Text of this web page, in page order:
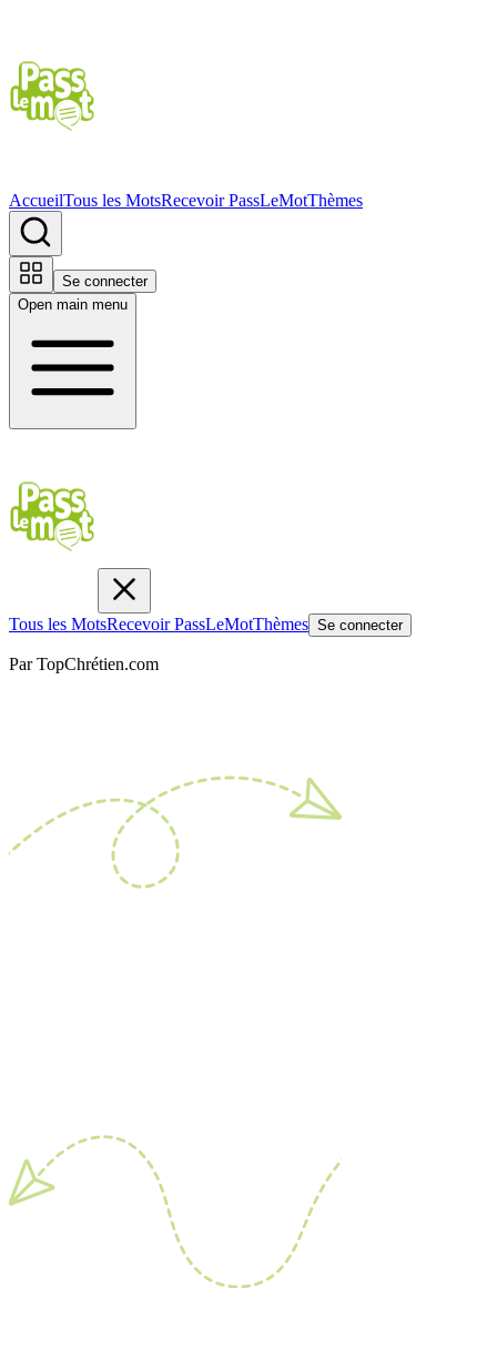
AccueilTous les MotsRecevoir PassLeMotThèmes
Se connecter
Open main menu
Tous les MotsRecevoir PassLeMotThèmes Se connecter
Par TopChrétien.com